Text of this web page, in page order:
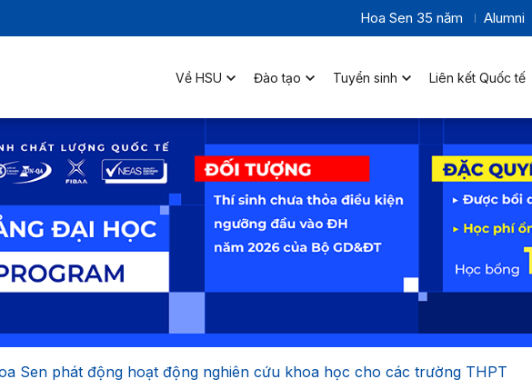
Hoa Sen 35 năm Alumni
Về HSU Đào tạo Tuyển sinh Liên kết Quốc tế
Sen phát động hoạt động nghiên cứu khoa học cho các trường THPT